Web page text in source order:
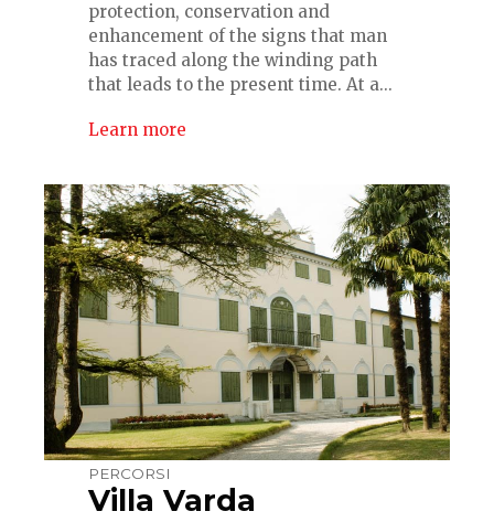
protection, conservation and
enhancement of the signs that man
has traced along the winding path
that leads to the present time. At a...
Learn more
PERCORSI
Villa Varda